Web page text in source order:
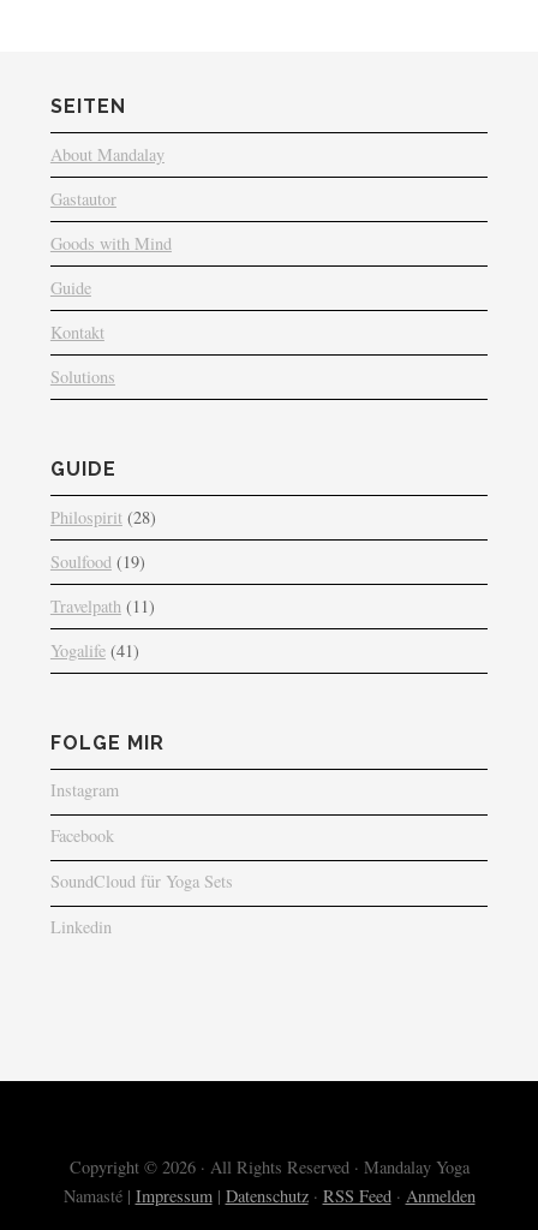
SEITEN
About Mandalay
Gastautor
Goods with Mind
Guide
Kontakt
Solutions
GUIDE
Philospirit(28)
Soulfood(19)
Travelpath(11)
Yogalife(41)
FOLGE MIR
Instagram
Facebook
SoundCloud für Yoga Sets
Linkedin
Copyright © 2026 · All Rights Reserved · Mandalay Yoga
Namasté | Impressum| Datenschutz· RSS Feed· Anmelden